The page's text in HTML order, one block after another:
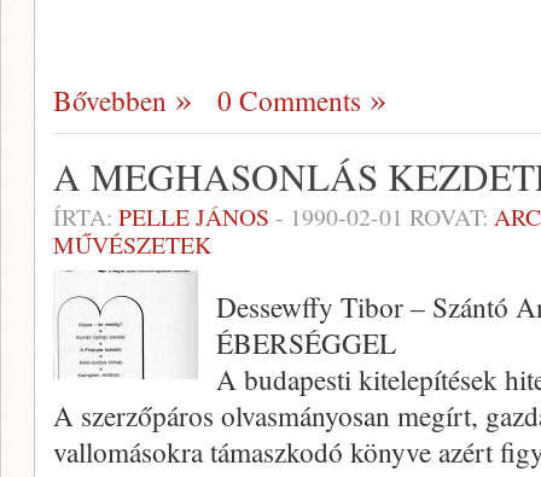
Bővebben 0 Comments
A MEGHASONLÁS
ÍRTA: PELLE JÁNOS - 1990-02-01 ROVAT:
MŰVÉSZETEK
Dessewffy Tibor – Szántó
ÉBERSÉGGEL
A budapesti kitelepítések
A szerzőpáros olvasmányosan meg­írt,
vallomásokra támaszkodó könyve azért